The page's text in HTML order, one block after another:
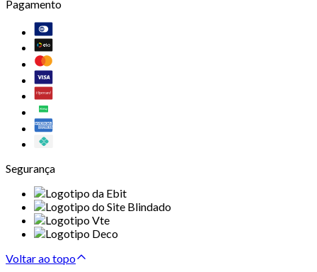
Pagamento
Segurança
Voltar ao topo